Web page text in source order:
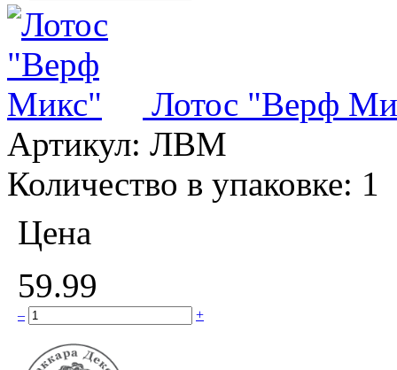
Лотос "Верф
Артикул: ЛВМ
Количество в упаковке: 1
Цена
59.99
– +